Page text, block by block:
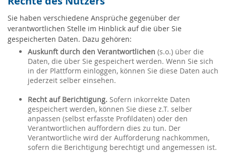
Sie haben verschiedene Ansprüche gegenüber der
verantwortlichen Stelle im Hinblick auf die über Sie
gespeicherten Daten. Dazu gehören:
Auskunft durch den Verantwortlichen (s.o.) über die
Daten, die über Sie gespeichert werden. Wenn Sie sich
in der Plattform einloggen, können Sie diese Daten auch
jederzeit selber einsehen.
Recht auf Berichtigung. Sofern inkorrekte Daten
gespeichert werden, können Sie diese z.T. selber
anpassen (selbst erfasste Profildaten) oder den
Verantwortlichen auffordern dies zu tun. Der
Verantwortliche wird der Aufforderung nachkommen,
sofern die Berichtigung berechtigt und angemessen ist.